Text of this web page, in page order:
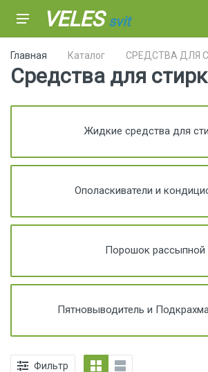
VELESsvit
Главная Каталог СРЕДСТВА ДЛЯ
Средства для
Жидкие средства для
Ополаскиватели и
Порошок рассыпной
Пятновыводитель и
Фильтр